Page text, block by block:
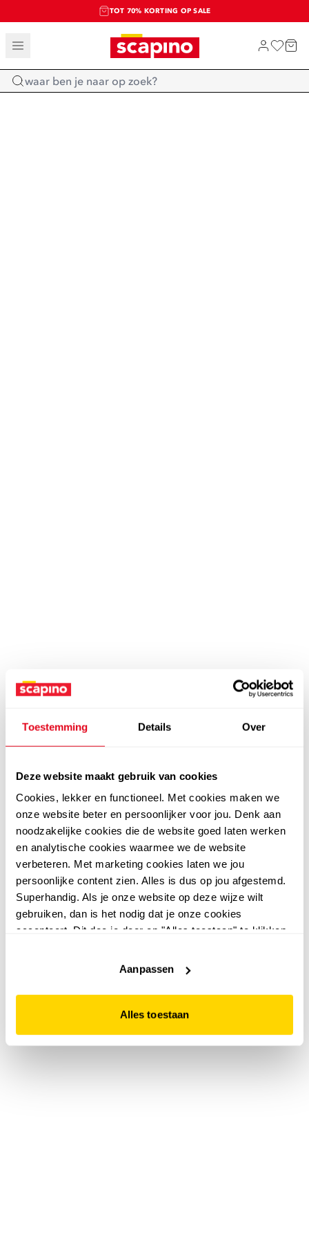
Toestemming Details Over
Deze website maakt gebruik van cookies
Cookies, lekker en functioneel. Met cookies maken we
onze website beter en persoonlijker voor jou. Denk aan
noodzakelijke cookies die de website goed laten werken
en analytische cookies waarmee we de website
verbeteren. Met marketing cookies laten we jou
persoonlijke content zien. Alles is dus op jou afgestemd.
Superhandig. Als je onze website op deze wijze wilt
gebruiken, dan is het nodig dat je onze cookies
accepteert. Dit doe je door op "Alles toestaan" te klikken.
website niet optimaal functioneert.
Aanpassen
Alles toestaan
TOT 70% KORTING OP SALE
SALE: LAATSTE KANS!
SHOP NIEUW
Home